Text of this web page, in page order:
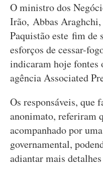
O ministro dos
Irão, Abbas Araghchi,
Paquistão este fim de
esforços de cessar-
indicaram hoje fontes
agência Associated
Os responsáveis, que
anonimato, referiram
acompanhado por
governamental,
adiantar mais